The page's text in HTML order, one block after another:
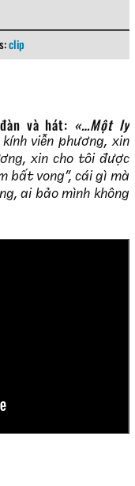
clip
và hát: …Một ly
viễn phương, xin
xin cho tôi được
bất vong”, cái gì mà
ai bảo mình không